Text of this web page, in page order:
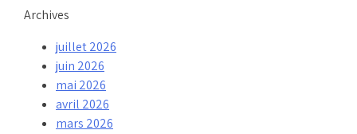
Archives
juillet 2026
juin 2026
mai 2026
avril 2026
mars 2026